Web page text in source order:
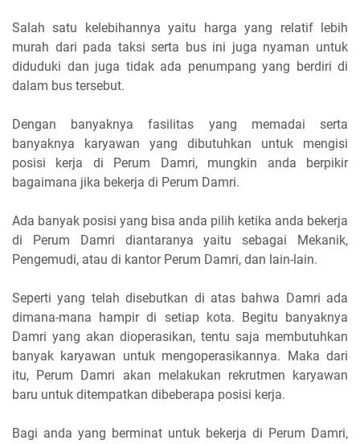
Salah satu kelebihannya yaitu harga yang relatif lebih
murah dari pada taksi serta bus ini juga nyaman untuk
diduduki dan juga tidak ada penumpang yang berdiri di
dalam bus tersebut.
Dengan banyaknya fasilitas yang memadai serta
banyaknya karyawan yang dibutuhkan untuk mengisi
posisi kerja di Perum Damri, mungkin anda berpikir
bagaimana jika bekerja di Perum Damri.
Ada banyak posisi yang bisa anda pilih ketika anda bekerja
di Perum Damri diantaranya yaitu sebagai Mekanik,
Pengemudi, atau di kantor Perum Damri, dan lain-lain.
Seperti yang telah disebutkan di atas bahwa Damri ada
dimana-mana hampir di setiap kota. Begitu banyaknya
Damri yang akan dioperasikan, tentu saja membutuhkan
banyak karyawan untuk mengoperasikannya. Maka dari
itu, Perum Damri akan melakukan rekrutmen karyawan
baru untuk ditempatkan dibeberapa posisi kerja.
Bagi anda yang berminat untuk bekerja di Perum Damri,